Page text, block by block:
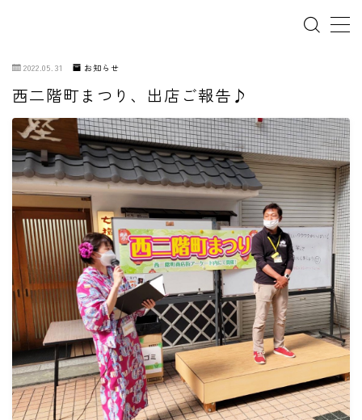
ホーム
犬の幼稚園
パピーレッスン
スターターレッスン
ドッグスポーツ
ドッグホテル
犬とゴミ拾い活動
ご予約・お問い合わせ
ACCESS
2022.05.31 お知らせ
西二階町まつり、出店ご報告♪